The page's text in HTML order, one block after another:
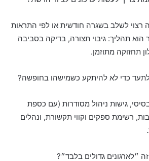
רצוי לשלב בשגרה חודשית או לפי התראות
הוא תהליך: גיבוי תצורה, בדיקה בסביבה
תחזוקה מתוזמן.
כדי לא להיתקע כשמישהו בחופשה?
גישות ניהול מסודרות (עם כספת
רשימת ספקים וקווי תקשורת, ונהלים